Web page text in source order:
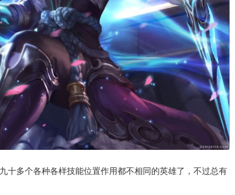
十多个各种各样技能位置作用都不相同的英雄了，不过总有